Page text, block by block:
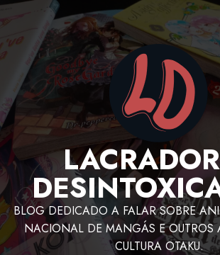
BLOG DEDICADO A FALAR SOBRE
NACIONAL DE MANGÁS E OUTROS
CULTURA OTAKU.